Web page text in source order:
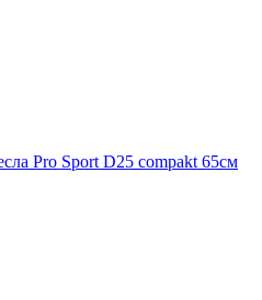
Pro Sport D25 compakt 65см